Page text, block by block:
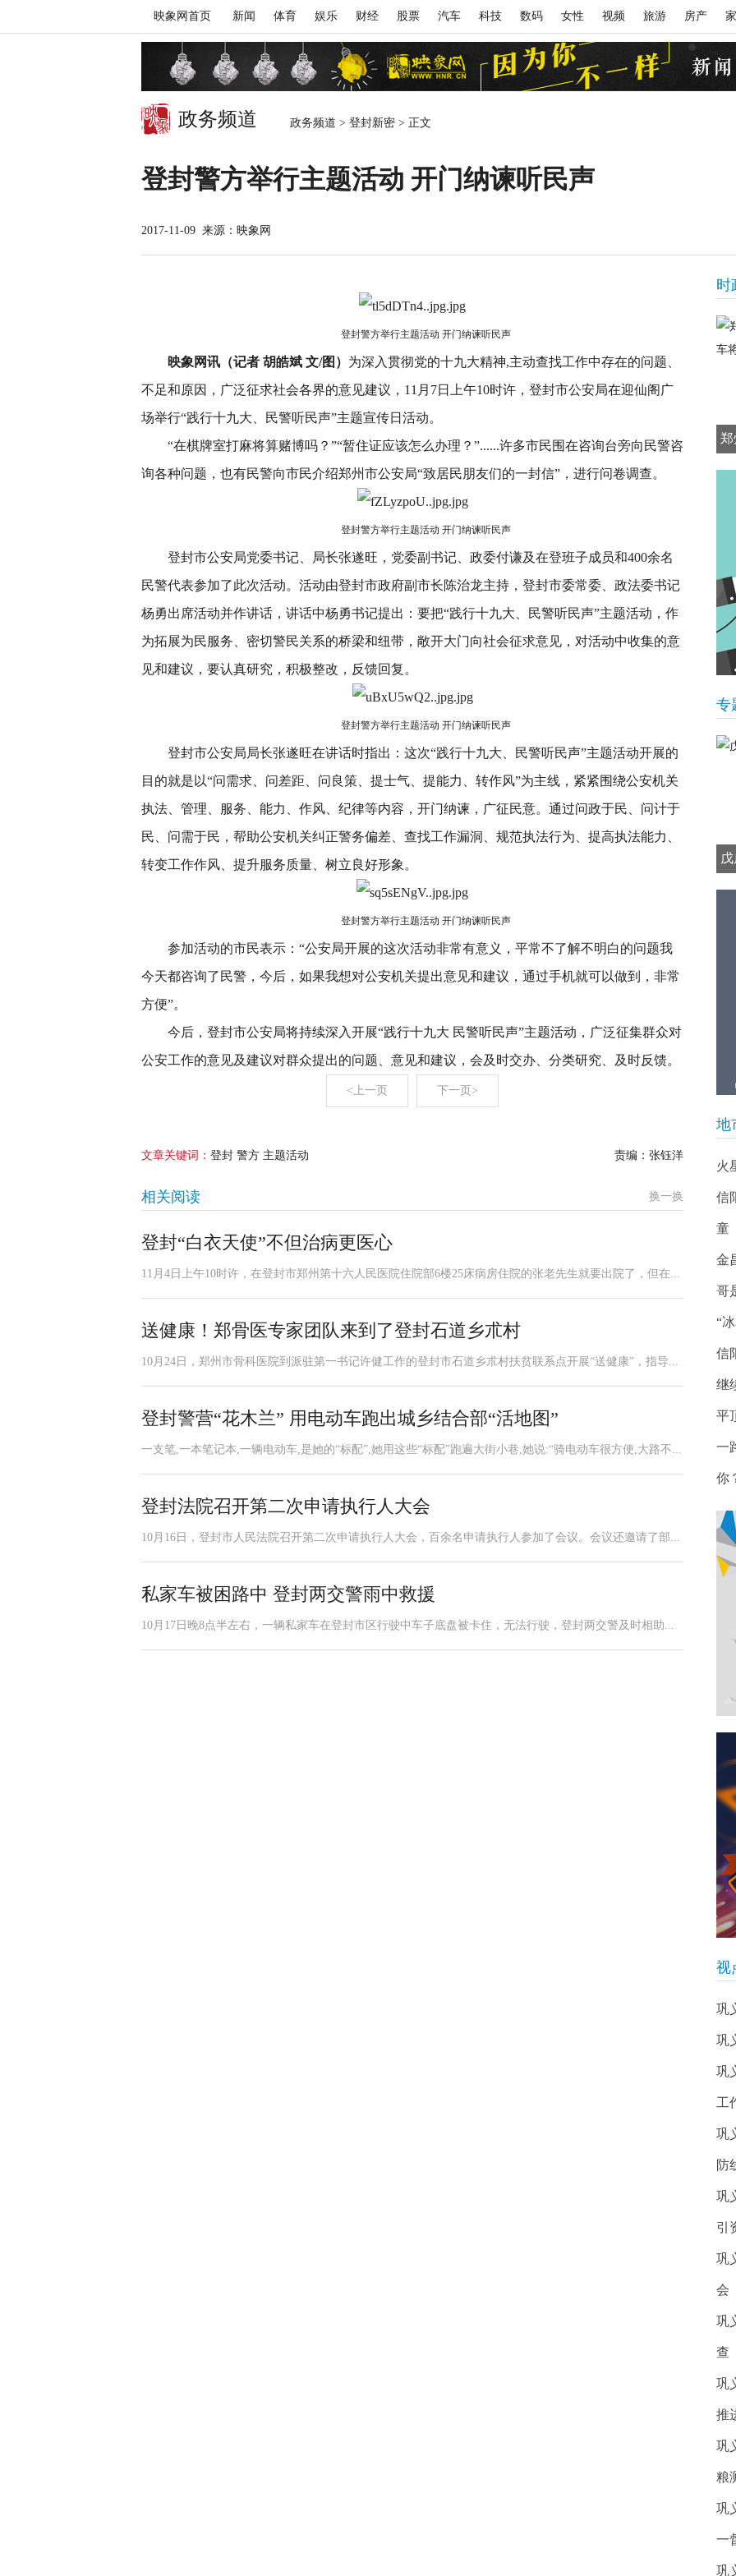
映象网首页 新闻 体育 娱乐 财经 股票 汽车 科技 数码 女性 视频 旅游 房产
政务频道 政务频道 > 登封新密 > 正文
登封警方举行主题活动 开门纳谏听民声
2017-11-09 来源：映象网
登封警方举行主题活动 开门纳谏听民声
映象网讯（记者 胡皓斌 文/图） 为深入贯彻党的十九大精神,主动查找工作中存在的问题、
不足和原因，广泛征求社会各界的意见建议，11月7日上午10时许，登封市公安局在迎仙阁广
场举行“践行十九大、民警听民声”主题宣传日活动。
“在棋牌室打麻将算赌博吗？”“暂住证应该怎么办理？”......许多市民围在咨询台旁向民警咨
询各种问题，也有民警向市民介绍郑州市公安局“致居民朋友们的一封信”，进行问卷调查。
登封警方举行主题活动 开门纳谏听民声
登封市公安局党委书记、局长张遂旺，党委副书记、政委付谦及在登班子成员和400余名
民警代表参加了此次活动。活动由登封市政府副市长陈治龙主持，登封市委常委、政法委书记
杨勇出席活动并作讲话，讲话中杨勇书记提出：要把“践行十九大、民警听民声”主题活动，作
为拓展为民服务、密切警民关系的桥梁和纽带，敞开大门向社会征求意见，对活动中收集的意
见和建议，要认真研究，积极整改，反馈回复。
登封警方举行主题活动 开门纳谏听民声
登封市公安局局长张遂旺在讲话时指出：这次“践行十九大、民警听民声”主题活动开展的
目的就是以“问需求、问差距、问良策、提士气、提能力、转作风”为主线，紧紧围绕公安机关
执法、管理、服务、能力、作风、纪律等内容，开门纳谏，广征民意。通过问政于民、问计于
民、问需于民，帮助公安机关纠正警务偏差、查找工作漏洞、规范执法行为、提高执法能力、
转变工作作风、提升服务质量、树立良好形象。
登封警方举行主题活动 开门纳谏听民声
参加活动的市民表示：“公安局开展的这次活动非常有意义，平常不了解不明白的问题我
今天都咨询了民警，今后，如果我想对公安机关提出意见和建议，通过手机就可以做到，非常
方便”。
今后，登封市公安局将持续深入开展“践行十九大 民警听民声”主题活动，广泛征集群众对
公安工作的意见及建议对群众提出的问题、意见和建议，会及时交办、分类研究、及时反馈。
<上一页 下一页>
文章关键词： 登封 警方 主题活动 责编：张钰洋
相关阅读 换一换
登封“白衣天使”不但治病更医心
11月4日上午10时许，在登封市郑州第十六人民医院住院部6楼25床病房住院的张老先生就要出院了，但在...
送健康！郑骨医专家团队来到了登封石道乡朮村
10月24日，郑州市骨科医院到派驻第一书记许健工作的登封市石道乡朮村扶贫联系点开展“送健康”，指导...
登封警营“花木兰” 用电动车跑出城乡结合部“活地图”
一支笔,一本笔记本,一辆电动车,是她的“标配”,她用这些“标配”跑遍大街小巷,她说:“骑电动车很方便,大路不...
登封法院召开第二次申请执行人大会
10月16日，登封市人民法院召开第二次申请执行人大会，百余名申请执行人参加了会议。会议还邀请了部...
私家车被困路中 登封两交警雨中救援
10月17日晚8点半左右，一辆私家车在登封市区行驶中车子底盘被卡住，无法行驶，登封两交警及时相助...
时
郑
专
地
火
信
童
金
哥
“
信
继
平
一
你
视
巩
巩
巩
工
巩
防
巩
引
巩
会
巩
查
巩
推
巩
粮
巩
一
巩